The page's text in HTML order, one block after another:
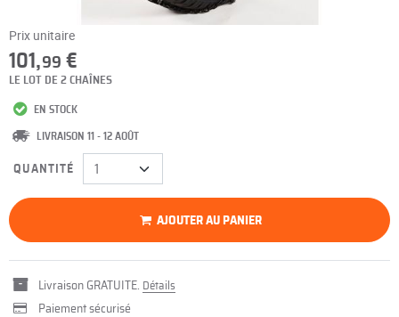
Prix unitaire
101,99 €
LE LOT DE 2 CHAÎNES
EN STOCK
LIVRAISON 11 - 12 AOÛT
QUANTITÉ
AJOUTER AU PANIER
Livraison GRATUITE. Détails
Paiement sécurisé